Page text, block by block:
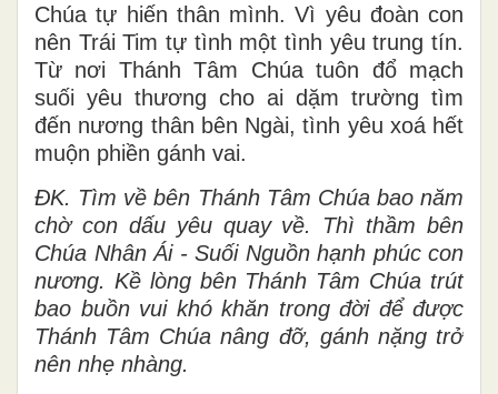
Chúa tự hiến thân mình. Vì yêu đoàn con
nên Trái Tim tự tình một tình yêu trung tín.
Từ nơi Thánh Tâm Chúa tuôn đổ mạch
suối yêu thương cho ai dặm trường tìm
đến nương thân bên Ngài, tình yêu xoá hết
muộn phiền gánh vai.
ĐK. Tìm về bên Thánh Tâm Chúa bao năm
chờ con dấu yêu quay về. Thì thầm bên
Chúa Nhân Ái - Suối Nguồn hạnh phúc con
nương. Kề lòng bên Thánh Tâm Chúa trút
bao buồn vui khó khăn trong đời để được
Thánh Tâm Chúa nâng đỡ, gánh nặng trở
nên nhẹ nhàng.